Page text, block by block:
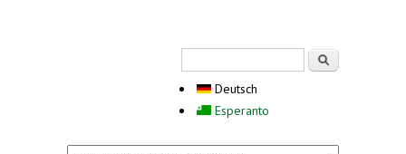
Deutsch
Esperanto